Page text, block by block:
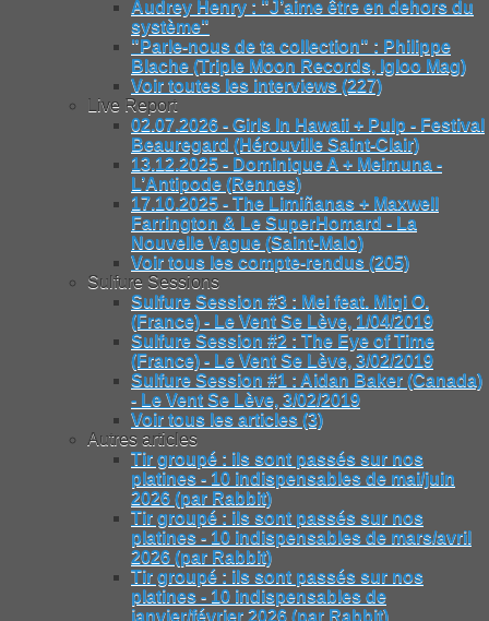
Audrey Henry : "J’aime être en dehors du
système"
"Parle-nous de ta collection" : Philippe
Blache (Triple Moon Records, Igloo Mag)
Voir toutes les interviews (227)
Live Report
02.07.2026 - Girls In Hawaii + Pulp - Festival
Beauregard (Hérouville Saint-Clair)
13.12.2025 - Dominique A + Meimuna -
L’Antipode (Rennes)
17.10.2025 - The Limiñanas + Maxwell
Farrington & Le SuperHomard - La
Nouvelle Vague (Saint-Malo)
Voir tous les compte-rendus (205)
Sulfure Sessions
Sulfure Session #3 : Mei feat. Miqi O.
(France) - Le Vent Se Lève, 1/04/2019
Sulfure Session #2 : The Eye of Time
(France) - Le Vent Se Lève, 3/02/2019
Sulfure Session #1 : Aidan Baker (Canada)
- Le Vent Se Lève, 3/02/2019
Voir tous les articles (3)
Autres articles
Tir groupé : ils sont passés sur nos
platines - 10 indispensables de mai/juin
2026 (par Rabbit)
Tir groupé : ils sont passés sur nos
platines - 10 indispensables de mars/avril
2026 (par Rabbit)
Tir groupé : ils sont passés sur nos
platines - 10 indispensables de
janvier/février 2026 (par Rabbit)